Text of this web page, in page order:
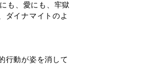
も、愛にも、牢獄
ダイナマイトのよ
行動が姿を消して